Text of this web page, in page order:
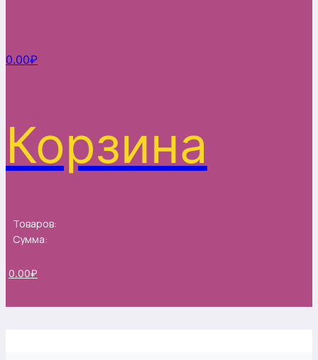
0.00₽
Корзина
Товаров:
Сумма:
0.00₽